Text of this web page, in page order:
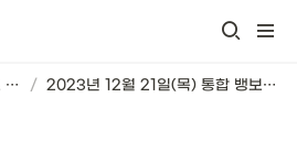
지난 업데이트 기록 / 2023년 12월 21일(목) 통합 뱅보드 차트